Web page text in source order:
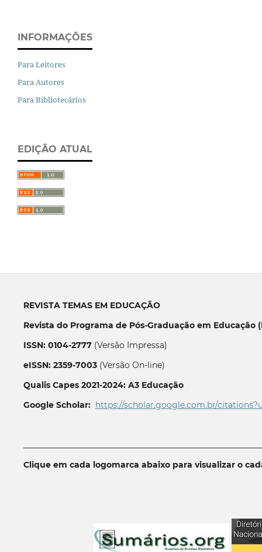
INFORMAÇÕES
Para Leitores
Para Autores
Para Bibliotecários
EDIÇÃO ATUAL
REVISTA TEMAS EM EDUCAÇÃO
Revista do Programa de Pós-Graduação em Educação
ISSN: 0104-2777(Versão Impressa)
eISSN: 2359-7003(Versão On-line)
Qualis Capes 2021-2024: A3 Educação
Google Scholar: https://scholar.google.com.br/
Clique em cada logomarca abaixo para visualizar o